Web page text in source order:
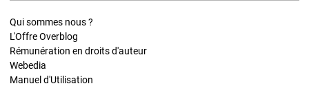
Qui sommes nous ?
L'Offre Overblog
Rémunération en droits d'auteur
Webedia
Manuel d'Utilisation